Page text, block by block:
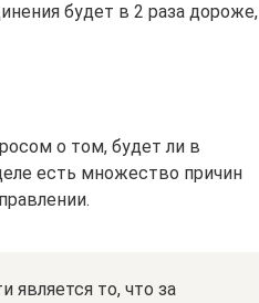
будет в 2 раза дороже,
о том, будет ли в
есть множество причин
то, что за